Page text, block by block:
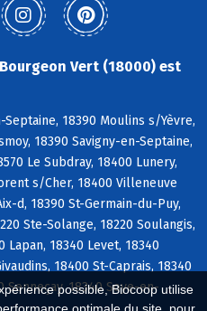
possible, Biocoop utilise
Vert (18000) est
18390 Moulins s/Yèvre,
18390 Savigny-en-Septaine,
Le Subdray, 18400 Lunery,
s/Cher, 18400 Villeneuve
d, 18390 St-Germain-du-Puy,
Ste-Solange, 18220 Soulangis,
Lapan, 18340 Levet, 18340
18400 St-Caprais, 18340
Senneçay, 18340 Soye-en-